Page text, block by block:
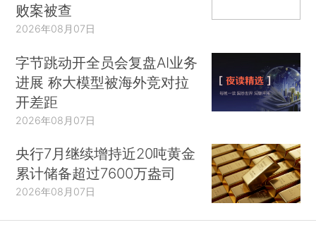
败案被查
2026年08月07日
字节跳动开全员会复盘AI业务
进展 称大模型被海外竞对拉
开差距
2026年08月07日
央行7月继续增持近20吨黄金
累计储备超过7600万盎司
2026年08月07日